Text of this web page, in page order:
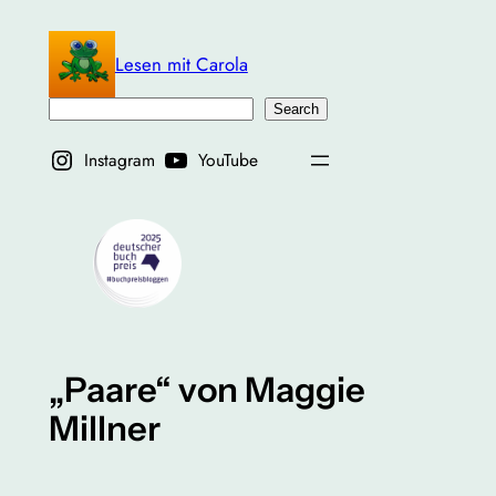
springen
Lesen mit Carola
Search
Instagram YouTube
„Paare“ von Maggie
Millner